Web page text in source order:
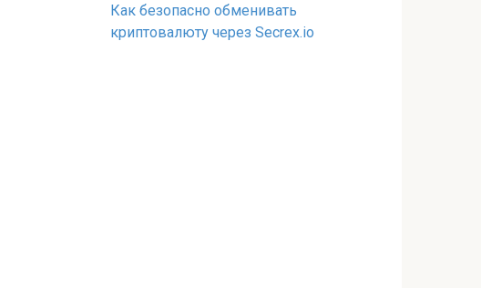
Как безопасно обменивать
криптовалюту через Secrex.io